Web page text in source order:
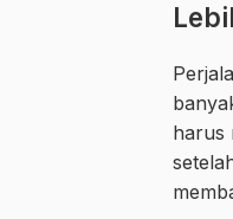
harus